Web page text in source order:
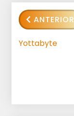
ANTERIOR
Yottabyte